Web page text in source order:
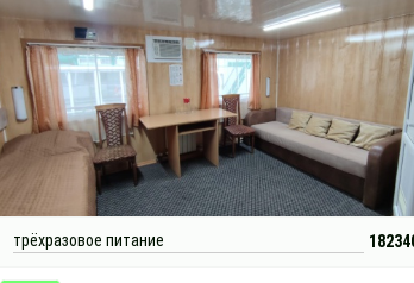
трёхразовое питание